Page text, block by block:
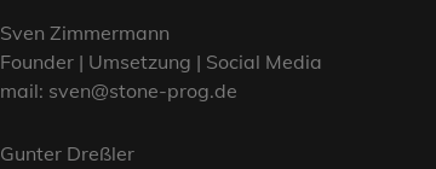
Sven Zimmermann
Founder | Umsetzung | Social Media
mail: sven@stone-prog.de
Gunter Dreßler